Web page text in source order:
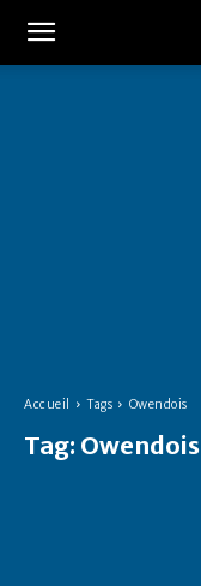
Accueil Tags Owendois
Tag: Owendois